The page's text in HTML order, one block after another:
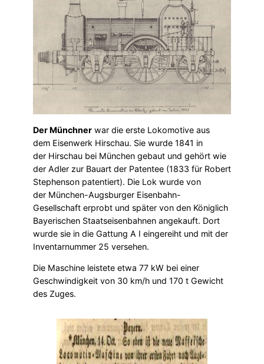
Der Münchner war die erste Lokomotive aus
dem Eisenwerk Hirschau. Sie wurde 1841 in
der Hirschau bei München gebaut und gehört wie
der Adler zur Bauart der Patentee (1833 für Robert
Stephenson patentiert). Die Lok wurde von
der München-Augsburger Eisenbahn-
Gesellschaft erprobt und später von den Königlich
Bayerischen Staatseisenbahnen angekauft. Dort
wurde sie in die Gattung A I eingereiht und mit der
Inventarnummer 25 versehen.
Die Maschine leistete etwa 77 kW bei einer
Geschwindigkeit von 30 km/h und 170 t Gewicht
des Zuges.